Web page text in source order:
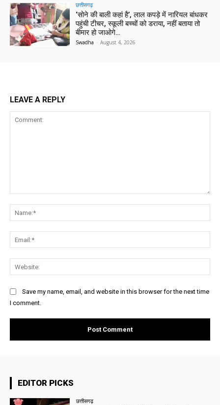
छत्तीसगढ़
‘सोने की बाली कहां है’, लाल कपड़े में नारियल बांधकर
पहुंची टीचर, स्कूली बच्चों को डराया, नहीं बताया तो
बीमार हो जाओगे…
Swadha - August 4, 2026
LEAVE A REPLY
Save my name, email, and website in this browser for the next time
I comment.
EDITOR PICKS
छत्तीसगढ़